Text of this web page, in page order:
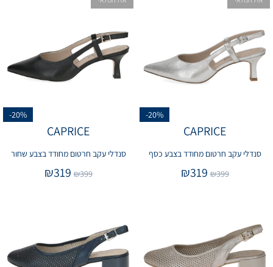
-20%
CAPRICE
סנדלי עקב חרטום מחודד בצבע כסף
₪399
₪319
-20%
CAPRICE
סנדלי עקב חרטום מחודד בצבע שחור
₪399
₪319